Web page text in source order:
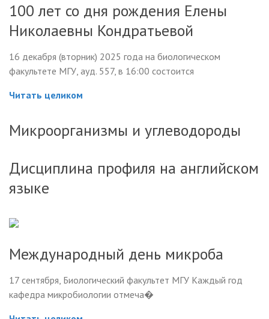
100 лет со дня рождения Елены
Николаевны Кондратьевой
16 декабря (вторник) 2025 года на биологическом
факультете МГУ, ауд. 557, в 16:00 состоится
Читать целиком
Микроорганизмы и углеводороды
Дисциплина профиля на английском
языке
Международный день микроба
17 сентября, Биологический факультет МГУ Каждый год
кафедра микробиологии отмеча�